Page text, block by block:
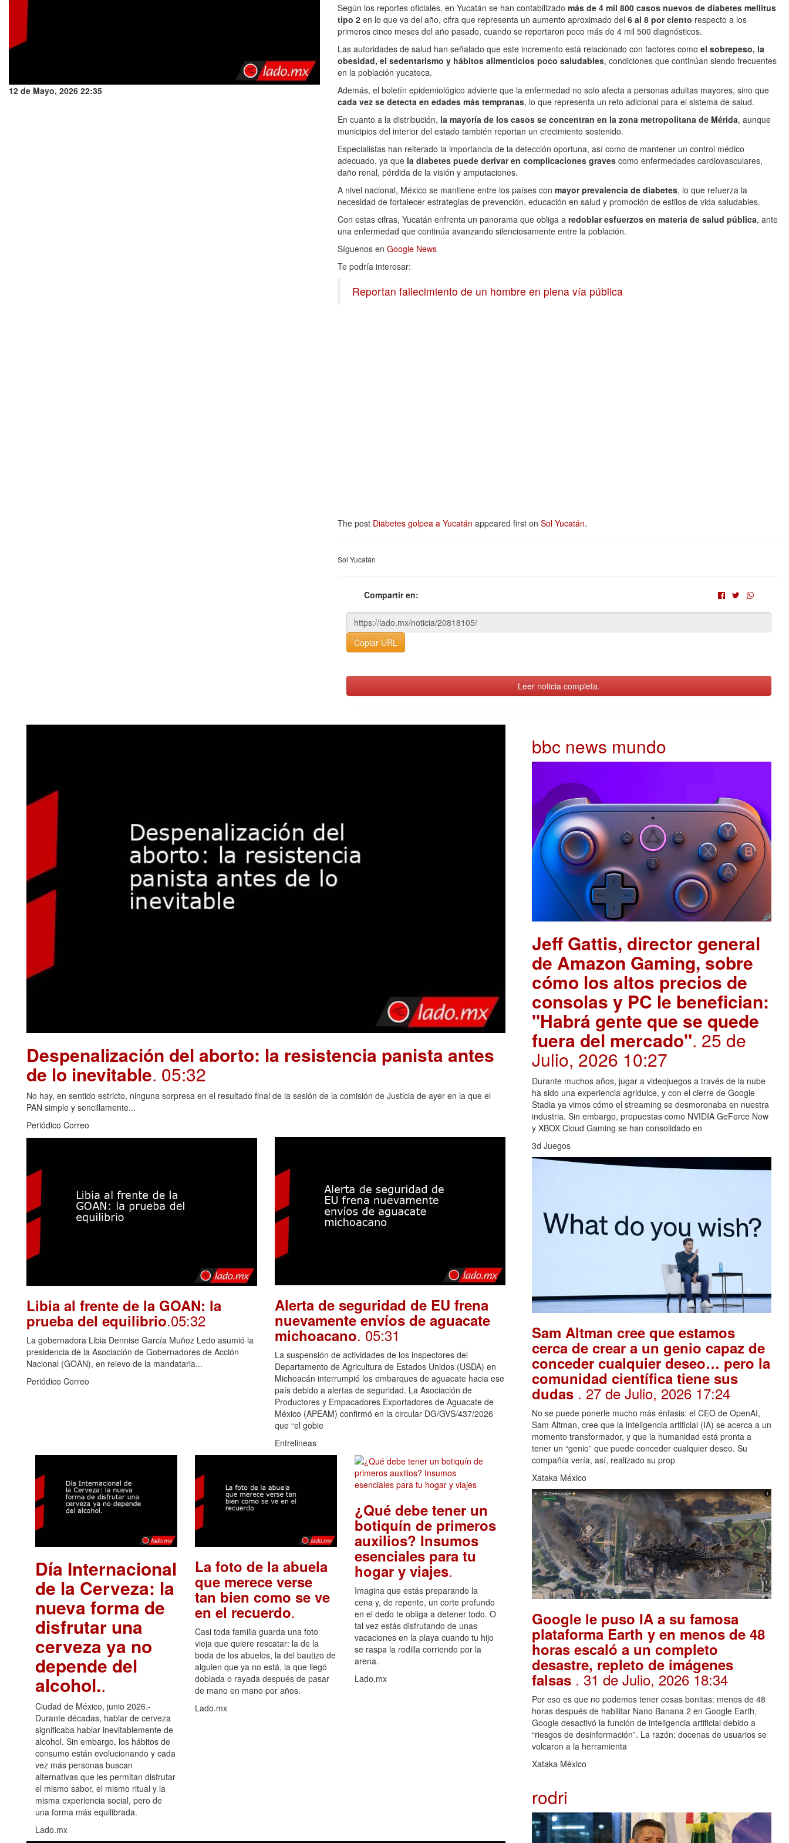
12 de Mayo, 2026 22:35
Según los reportes oficiales, en Yucatán se han contabilizado más de 4 mil 800 casos nuevos de diabetes mellitus
tipo 2 en lo que va del año, cifra que representa un aumento aproximado del 6 al 8 por ciento respecto a los
primeros cinco meses del año pasado, cuando se reportaron poco más de 4 mil 500 diagnósticos.
Las autoridades de salud han señalado que este incremento está relacionado con factores como el sobrepeso, la
obesidad, el sedentarismo y hábitos alimenticios poco saludables, condiciones que continúan siendo frecuentes
en la población yucateca.
Además, el boletín epidemiológico advierte que la enfermedad no solo afecta a personas adultas mayores, sino que
cada vez se detecta en edades más tempranas, lo que representa un reto adicional para el sistema de salud.
En cuanto a la distribución, la mayoría de los casos se concentran en la zona metropolitana de Mérida, aunque
municipios del interior del estado también reportan un crecimiento sostenido.
Especialistas han reiterado la importancia de la detección oportuna, así como de mantener un control médico
adecuado, ya que la diabetes puede derivar en complicaciones graves como enfermedades cardiovasculares,
daño renal, pérdida de la visión y amputaciones.
A nivel nacional, México se mantiene entre los países con mayor prevalencia de diabetes, lo que refuerza la
necesidad de fortalecer estrategias de prevención, educación en salud y promoción de estilos de vida saludables.
Con estas cifras, Yucatán enfrenta un panorama que obliga a redoblar esfuerzos en materia de salud pública, ante
una enfermedad que continúa avanzando silenciosamente entre la población.
Síguenos en Google News
Te podría interesar:
Reportan fallecimiento de un hombre en plena vía pública
The post Diabetes golpea a Yucatán appeared first on Sol Yucatán.
Sol Yucatán
Compartir en:
Copiar URL
Leer noticia completa.
Despenalización del aborto: la resistencia panista antes
de lo inevitable. 05:32
No hay, en sentido estricto, ninguna sorpresa en el resultado final de la sesión de la comisión de Justicia de ayer en la que el
PAN simple y sencillamente...
Periódico Correo
Libia al frente de la GOAN: la
prueba del equilibrio.05:32
La gobernadora Libia Dennise García Muñoz Ledo asumió la
presidencia de la Asociación de Gobernadores de Acción
Nacional (GOAN), en relevo de la mandataria...
Periódico Correo
Alerta de seguridad de EU frena
nuevamente envíos de aguacate
michoacano. 05:31
La suspensión de actividades de los inspectores del
Departamento de Agricultura de Estados Unidos (USDA) en
Michoacán interrumpió los embarques de aguacate hacia ese
país debido a alertas de seguridad. La Asociación de
Productores y Empacadores Exportadores de Aguacate de
México (APEAM) confirmó en la circular DG/GVS/437/2026
que “el gobie
Entrelineas
Día Internacional
de la Cerveza: la
nueva forma de
disfrutar una
cerveza ya no
depende del
alcohol..
Ciudad de México, junio 2026.-
Durante décadas, hablar de cerveza
significaba hablar inevitablemente de
alcohol. Sin embargo, los hábitos de
consumo están evolucionando y cada
vez más personas buscan
alternativas que les permitan disfrutar
el mismo sabor, el mismo ritual y la
misma experiencia social, pero de
una forma más equilibrada.
Lado.mx
La foto de la abuela
que merece verse
tan bien como se ve
en el recuerdo.
Casi toda familia guarda una foto
vieja que quiere rescatar: la de la
boda de los abuelos, la del bautizo de
alguien que ya no está, la que llegó
doblada o rayada después de pasar
de mano en mano por años.
Lado.mx
¿Qué debe tener un
botiquín de primeros
auxilios? Insumos
esenciales para tu
hogar y viajes.
Imagina que estás preparando la
cena y, de repente, un corte profundo
en el dedo te obliga a detener todo. O
tal vez estás disfrutando de unas
vacaciones en la playa cuando tu hijo
se raspa la rodilla corriendo por la
arena.
Lado.mx
bbc news mundo
Jeff Gattis, director general
de Amazon Gaming, sobre
cómo los altos precios de
consolas y PC le benefician:
"Habrá gente que se quede
fuera del mercado". 25 de
Julio, 2026 10:27
Durante muchos años, jugar a videojuegos a través de la nube
ha sido una experiencia agridulce, y con el cierre de Google
Stadia ya vimos cómo el streaming se desmoronaba en nuestra
industria. Sin embargo, propuestas como NVIDIA GeForce Now
y XBOX Cloud Gaming se han consolidado en
3d Juegos
Sam Altman cree que estamos
cerca de crear a un genio capaz de
conceder cualquier deseo… pero la
comunidad científica tiene sus
dudas . 27 de Julio, 2026 17:24
No se puede ponerle mucho más énfasis: el CEO de OpenAI,
Sam Altman, cree que la inteligencia artificial (IA) se acerca a un
momento transformador, y que la humanidad está pronta a
tener un “genio” que puede conceder cualquier deseo. Su
compañía vería, así, realizado su prop
Xataka México
Google le puso IA a su famosa
plataforma Earth y en menos de 48
horas escaló a un completo
desastre, repleto de imágenes
falsas . 31 de Julio, 2026 18:34
Por eso es que no podemos tener cosas bonitas: menos de 48
horas después de habilitar Nano Banana 2 en Google Earth,
Google desactivó la función de inteligencia artificial debido a
“riesgos de desinformación”. La razón: docenas de usuarios se
volcaron a la herramienta
Xataka México
rodri